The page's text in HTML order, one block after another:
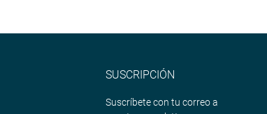
SUSCRIPCIÓN
Suscríbete con tu correo a